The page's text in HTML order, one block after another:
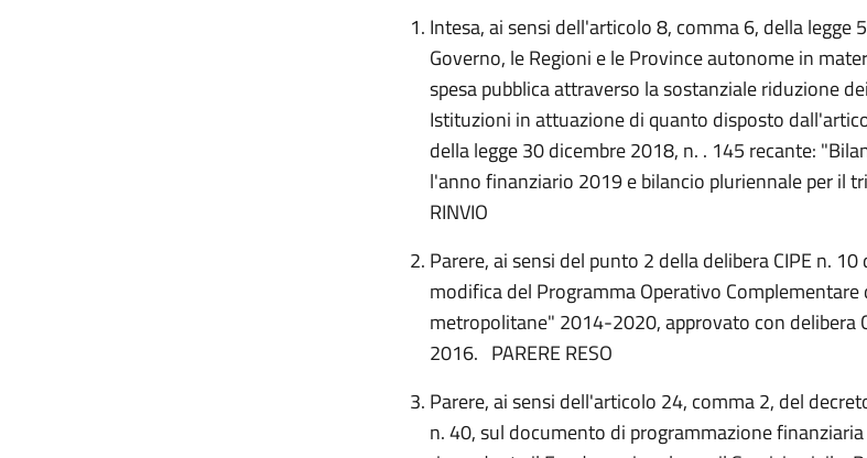
Intesa, ai sensi dell'articolo 8, comma 6, della legge
Governo, le Regioni e le Province autonome in
spesa pubblica attraverso la sostanziale riduzione
Istituzioni in attuazione di quanto disposto
della legge 30 dicembre 2018, n. . 145 recante:
l'anno finanziario 2019 e bilancio pluriennale per il
RINVIO
Parere, ai sensi del punto 2 della delibera CIPE n.
modifica del Programma Operativo
metropolitane" 2014-2020, approvato con delibera
2016. PARERE RESO
Parere, ai sensi dell'articolo 24, comma 2, del
n. 40, sul documento di programmazione